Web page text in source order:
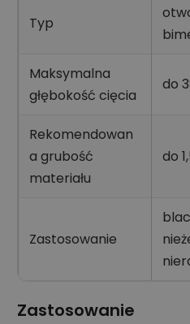
Typ
Maksymalna
głębokość cięcia
do
Rekomendowan
a grubość
materiału
do
Zastosowanie
Zastosowanie